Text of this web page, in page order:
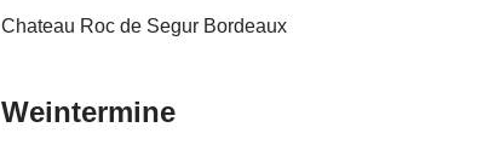
Chateau Roc de Segur Bordeaux
Weintermine